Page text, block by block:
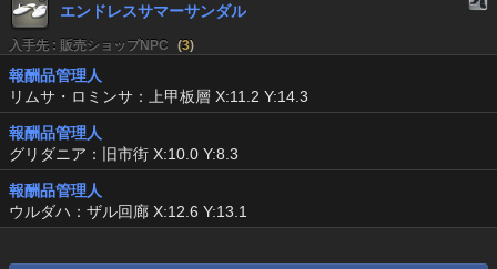
エンドレスサマーサンダル
入手先 : 販売ショップNPC (3)
報酬品管理人
リムサ・ロミンサ：上甲板層 X:11.2 Y:14.3
報酬品管理人
グリダニア：旧市街 X:10.0 Y:8.3
報酬品管理人
ウルダハ：ザル回廊 X:12.6 Y:13.1